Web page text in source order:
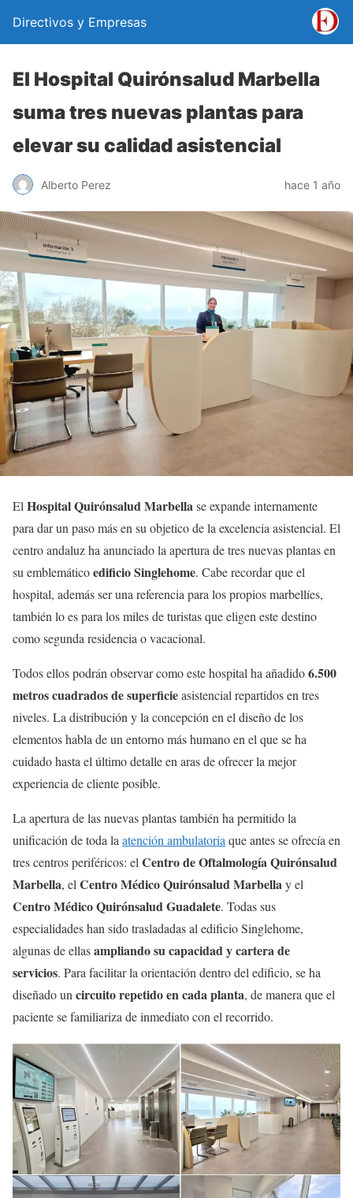
Directivos y Empresas
El Hospital Quirónsalud Marbella
suma tres nuevas plantas para
elevar su calidad asistencial
Alberto Perez hace 1 año
El Hospital Quirónsalud Marbellase expande internamente
para dar un paso más en su objetico de la excelencia asistencial. El
centro andaluz ha anunciado la apertura de tres nuevas plantas en
su emblemáticoedificio Singlehome. Cabe recordar que el
hospital, además ser una referencia para los propios marbellíes,
también lo es para los miles de turistas que eligen este destino
como segunda residencia o vacacional.
Todos ellos podrán observar como este hospital ha añadido6.500
metros cuadrados de superficieasistencial repartidos en tres
niveles. La distribución y la concepción en el diseño de los
elementos habla de un entorno más humano en el que se ha
cuidado hasta el último detalle en aras de ofrecer la mejor
experiencia de cliente posible.
La apertura de las nuevas plantas también ha permitido la
unificación de toda la atención ambulatoria que antes se ofrecía en
tres centros periféricos: el Centro de Oftalmología Quirónsalud
Marbella, el Centro Médico Quirónsalud Marbellay el
Centro Médico Quirónsalud Guadalete. Todas sus
especialidades han sido trasladadas al edificio Singlehome,
algunas de ellasampliando su capacidad y cartera de
servicios. Para facilitar la orientación dentro del edificio, se ha
diseñado un circuito repetido en cada planta, de manera que el
paciente se familiariza de inmediato con el recorrido.